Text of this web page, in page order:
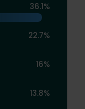
36.1%
22.7%
16%
13.8%